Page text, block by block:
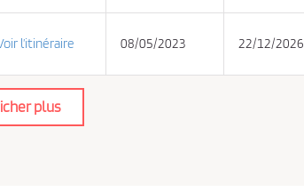
l’itinéraire 08/05/2023 22/12/2026
plus